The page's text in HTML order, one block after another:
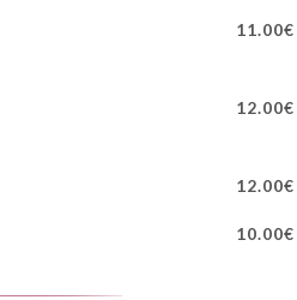
11.00€
12.00€
12.00€
10.00€